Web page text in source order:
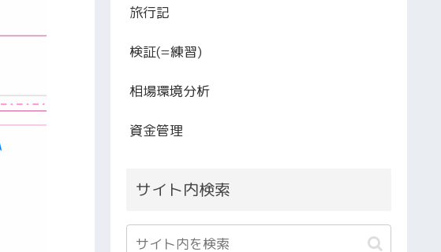
旅行記
検証(=練習)
相場環境分析
資金管理
サイト内検索